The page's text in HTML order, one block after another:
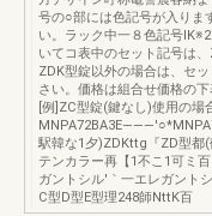
号の○部には色記号が入りま
い。ラック中一８色記号
いてコ表中のセット記号は
ZDK型錠以外の場合は、セ
さい。価格は組合せ価格の
[例]ZC型錠(鍵なし)使用の場
駅韓な1夕)ZDKttg『ZD型都
テンカラー再【1不こ1可ミ
ガントシル′｀一エレガント
C型D型E型理248師NttK百